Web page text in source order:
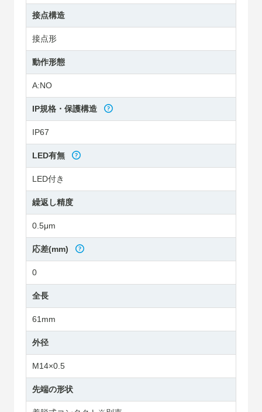
接点構造
接点形
動作形態
A:NO
IP規格・保護構造
IP67
LED有無
LED付き
繰返し精度
0.5μm
応差(mm)
0
全長
61mm
外径
M14×0.5
先端の形状